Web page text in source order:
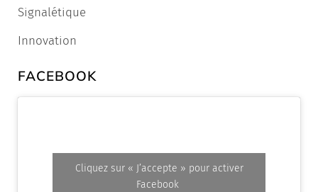
Signalétique
Innovation
FACEBOOK
Cliquez sur « J’accepte » pour activer
Facebook